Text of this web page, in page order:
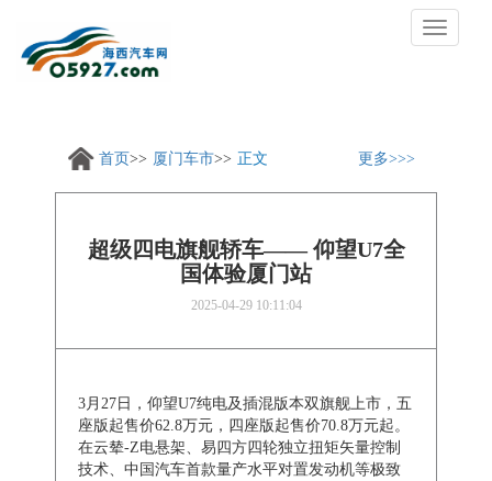
切
换
首页 厦门车市 正文 更多
超级四电旗舰轿车—— 仰望U7全
国体验厦门站
2025-04-29 10:11:04
3月27日，仰望U7纯电及插混版本双旗舰上市，五
座版起售价62.8万元，四座版起售价70.8万元起。
在云辇-Z电悬架、易四方四轮独立扭矩矢量控制
技术、中国汽车首款量产水平对置发动机等极致